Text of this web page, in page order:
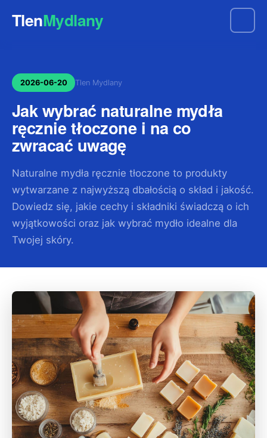
TlenMydlany
2026-06-20 Tlen Mydlany
Jak wybrać naturalne mydła
ręcznie tłoczone i na co
zwracać uwagę
Naturalne mydła ręcznie tłoczone to produkty
wytwarzane z najwyższą dbałością o skład i jakość.
Dowiedz się, jakie cechy i składniki świadczą o ich
wyjątkowości oraz jak wybrać mydło idealne dla
Twojej skóry.